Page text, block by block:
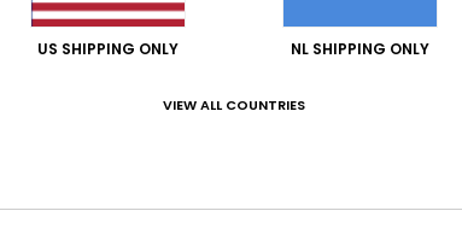
US SHIPPING ONLY NL SHIPPING ONLY
VIEW ALL COUNTRIES